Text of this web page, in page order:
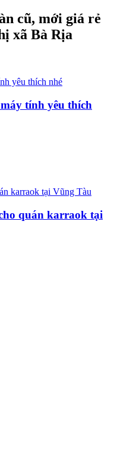
cũ, mới giá rẻ
xã Bà Rịa
tính yêu thích
quán karraok tại